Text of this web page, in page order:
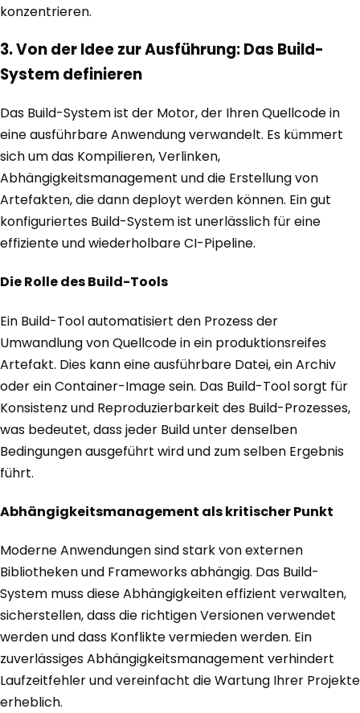
konzentrieren.
3. Von der Idee zur Ausführung: Das Build-
System definieren
Das Build-System ist der Motor, der Ihren Quellcode in
eine ausführbare Anwendung verwandelt. Es kümmert
sich um das Kompilieren, Verlinken,
Abhängigkeitsmanagement und die Erstellung von
Artefakten, die dann deployt werden können. Ein gut
konfiguriertes Build-System ist unerlässlich für eine
effiziente und wiederholbare CI-Pipeline.
Die Rolle des Build-Tools
Ein Build-Tool automatisiert den Prozess der
Umwandlung von Quellcode in ein produktionsreifes
Artefakt. Dies kann eine ausführbare Datei, ein Archiv
oder ein Container-Image sein. Das Build-Tool sorgt für
Konsistenz und Reproduzierbarkeit des Build-Prozesses,
was bedeutet, dass jeder Build unter denselben
Bedingungen ausgeführt wird und zum selben Ergebnis
führt.
Abhängigkeitsmanagement als kritischer Punkt
Moderne Anwendungen sind stark von externen
Bibliotheken und Frameworks abhängig. Das Build-
System muss diese Abhängigkeiten effizient verwalten,
sicherstellen, dass die richtigen Versionen verwendet
werden und dass Konflikte vermieden werden. Ein
zuverlässiges Abhängigkeitsmanagement verhindert
Laufzeitfehler und vereinfacht die Wartung Ihrer Projekte
erheblich.